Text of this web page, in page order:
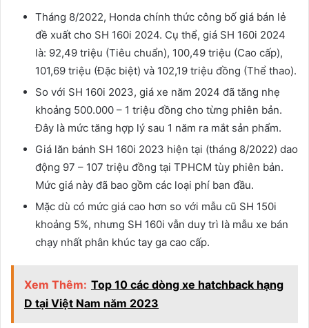
Tháng 8/2022, Honda chính thức công bố giá bán lẻ
đề xuất cho SH 160i 2024. Cụ thể, giá SH 160i 2024
là: 92,49 triệu (Tiêu chuẩn), 100,49 triệu (Cao cấp),
101,69 triệu (Đặc biệt) và 102,19 triệu đồng (Thể thao).
So với SH 160i 2023, giá xe năm 2024 đã tăng nhẹ
khoảng 500.000 – 1 triệu đồng cho từng phiên bản.
Đây là mức tăng hợp lý sau 1 năm ra mắt sản phẩm.
Giá lăn bánh SH 160i 2023 hiện tại (tháng 8/2022) dao
động 97 – 107 triệu đồng tại TPHCM tùy phiên bản.
Mức giá này đã bao gồm các loại phí ban đầu.
Mặc dù có mức giá cao hơn so với mẫu cũ SH 150i
khoảng 5%, nhưng SH 160i vẫn duy trì là mẫu xe bán
chạy nhất phân khúc tay ga cao cấp.
Xem Thêm: Top 10 các dòng xe hatchback hạng
D tại Việt Nam năm 2023